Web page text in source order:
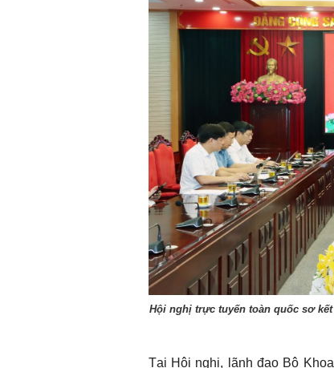
Hội nghị trực tuyến toàn quốc sơ
Tại Hội nghị, lãnh đạo Bộ
Chào ngày mới 6/8/2026 Chào ngày